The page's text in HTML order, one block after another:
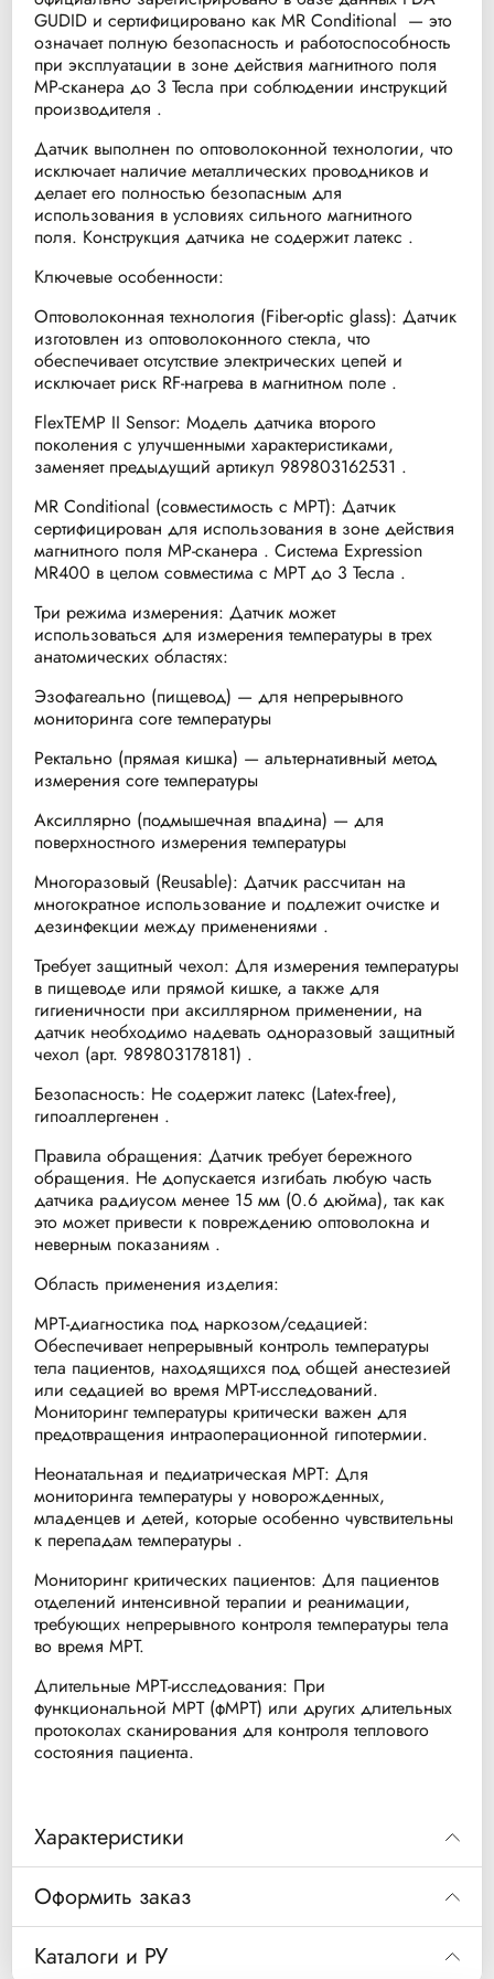
Характеристики
Оформить заказ
Каталоги и РУ
GUDID и сертифицировано как MR Conditional — это
означает полную безопасность и работоспособность
при эксплуатации в зоне действия магнитного поля
МР-сканера до 3 Тесла при соблюдении инструкций
производителя .
Датчик выполнен по оптоволоконной технологии, что
исключает наличие металлических проводников и
делает его полностью безопасным для
использования в условиях сильного магнитного
поля. Конструкция датчика не содержит латекс .
Ключевые особенности:
Оптоволоконная технология (Fiber-optic glass): Датчик
изготовлен из оптоволоконного стекла, что
обеспечивает отсутствие электрических цепей и
исключает риск RF-нагрева в магнитном поле .
FlexTEMP II Sensor: Модель датчика второго
поколения с улучшенными характеристиками,
заменяет предыдущий артикул 989803162531 .
MR Conditional (совместимость с МРТ): Датчик
сертифицирован для использования в зоне действия
магнитного поля МР-сканера . Система Expression
MR400 в целом совместима с МРТ до 3 Тесла .
Три режима измерения: Датчик может
использоваться для измерения температуры в трех
анатомических областях:
Эзофагеально (пищевод) — для непрерывного
мониторинга core температуры
Ректально (прямая кишка) — альтернативный метод
измерения core температуры
Аксиллярно (подмышечная впадина) — для
поверхностного измерения температуры
Многоразовый (Reusable): Датчик рассчитан на
многократное использование и подлежит очистке и
дезинфекции между применениями .
Требует защитный чехол: Для измерения температуры
в пищеводе или прямой кишке, а также для
гигиеничности при аксиллярном применении, на
датчик необходимо надевать одноразовый защитный
чехол (арт. 989803178181) .
Безопасность: Не содержит латекс (Latex-free),
гипоаллергенен .
Правила обращения: Датчик требует бережного
обращения. Не допускается изгибать любую часть
датчика радиусом менее 15 мм (0.6 дюйма), так как
это может привести к повреждению оптоволокна и
неверным показаниям .
Область применения изделия:
МРТ-диагностика под наркозом/седацией:
Обеспечивает непрерывный контроль температуры
тела пациентов, находящихся под общей анестезией
или седацией во время МРТ-исследований.
Мониторинг температуры критически важен для
предотвращения интраоперационной гипотермии.
Неонатальная и педиатрическая МРТ: Для
мониторинга температуры у новорожденных,
младенцев и детей, которые особенно чувствительны
к перепадам температуры .
Мониторинг критических пациентов: Для пациентов
отделений интенсивной терапии и реанимации,
требующих непрерывного контроля температуры тела
во время МРТ.
Длительные МРТ-исследования: При
функциональной МРТ (фМРТ) или других длительных
протоколах сканирования для контроля теплового
состояния пациента.
Артикул (MPN)
Официальное название
FlexTEMP II Sensor / Temperature
Код 989803194511